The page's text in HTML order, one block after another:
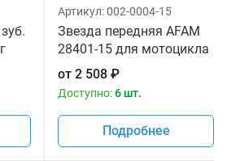
Артикул:002-0004-15
Звезда передняя AFAM
28401-15 для мотоцикла
от 2 508 ₽
Доступно:6 шт.
Подробнее